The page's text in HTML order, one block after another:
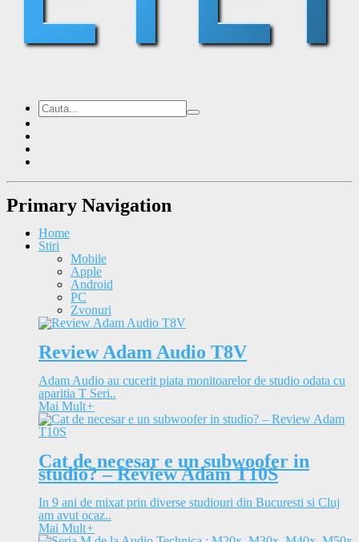
Primary Navigation
Home
Stiri
Mobile
Apple
Android
PC
Zvonuri
Review Adam Audio T8V
Adam Audio au cucerit piata monitoarelor de studio odata cu
aparitia T Seri..
Mai Mult+
Cat de necesar e un subwoofer in
studio? – Review Adam T10S
In 9 ani de mixat prin diverse studiouri din Bucuresti si Cluj
am avut ocaz..
Mai Mult+